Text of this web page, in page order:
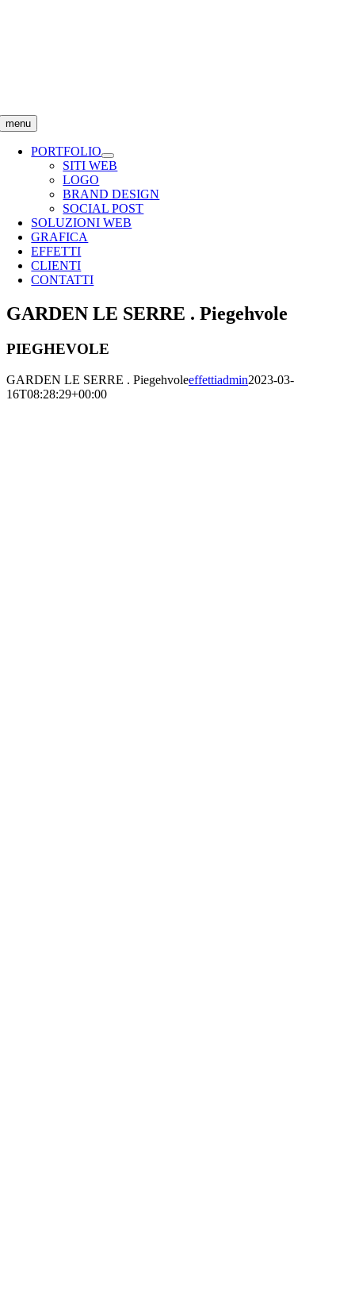
menu
PORTFOLIO
SITI WEB
LOGO
BRAND DESIGN
SOCIAL POST
SOLUZIONI WEB
GRAFICA
EFFETTI
CLIENTI
CONTATTI
GARDEN LE SERRE . Piegehvole
PIEGHEVOLE
GARDEN LE SERRE . Piegehvoleeffettiadmin2023-03-
16T08:28:29+00:00